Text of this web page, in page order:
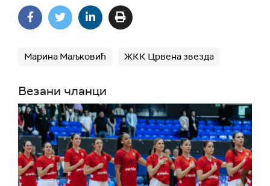
Марина Маљковић ЖКК Црвена звезда
Везани чланци